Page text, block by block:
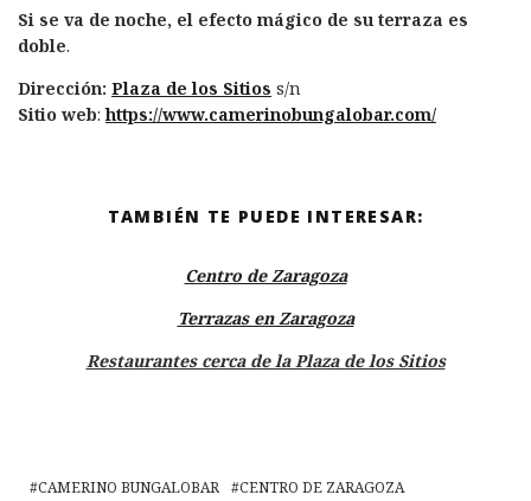
Si se va de noche, el efecto mágico de su terraza es
doble.
Dirección: Plaza de los Sitios s/n
Sitio web:https://www.camerinobungalobar.com/
TAMBIÉN TE PUEDE INTERESAR:
Centro de Zaragoza
Terrazas en Zaragoza
Restaurantes cerca de la Plaza de los Sitios
CAMERINO BUNGALOBAR
CENTRO DE ZARAGOZA